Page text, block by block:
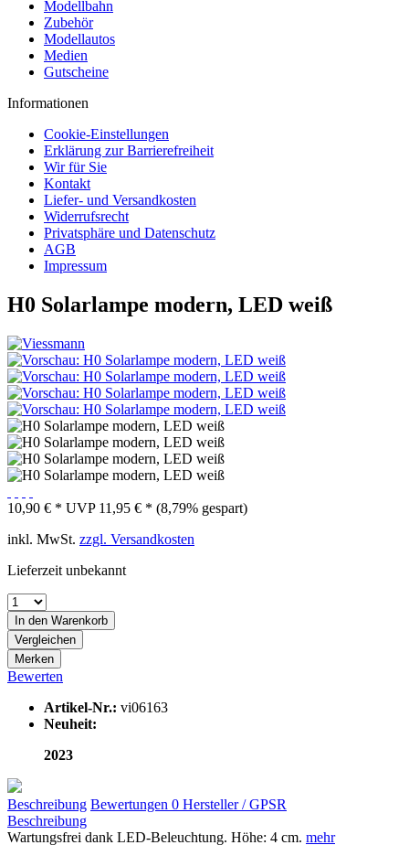
Modellbahn
Zubehör
Modellautos
Medien
Gutscheine
Informationen
Cookie-Einstellungen
Erklärung zur Barrierefreiheit
Wir für Sie
Kontakt
Liefer- und Versandkosten
Widerrufsrecht
Privatsphäre und Datenschutz
AGB
Impressum
H0 Solarlampe modern, LED weiß
10,90 € * UVP 11,95 € * (8,79% gespart)
inkl. MwSt. zzgl. Versandkosten
Lieferzeit unbekannt
In den Warenkorb
Vergleichen
Merken
Bewerten
Artikel-Nr.: vi06163
Neuheit:
2023
Beschreibung Bewertungen 0 Hersteller / GPSR
Beschreibung
Wartungsfrei dank LED-Beleuchtung. Höhe: 4 cm. mehr